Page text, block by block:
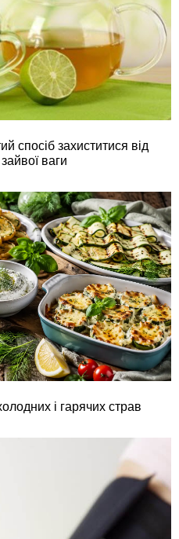
спосіб захиститися від
ваги
і гарячих страв